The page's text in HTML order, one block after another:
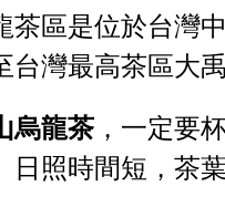
茶區是位於台灣
台灣最高茶區大
烏龍茶 ，一定要
日照時間短，茶